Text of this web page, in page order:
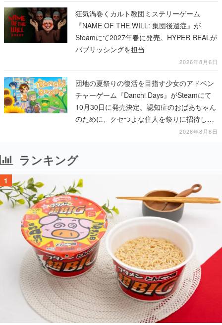
狂気渦巻くカルト教団ミステリーゲーム
『NAME OF THE WILL: 集団後遺症』が
Steamにて2027年春に発売。HYPER REALが
パブリッシングを担当
2026年8月6日
団地の夏祭りの復活を目指す少女のアドベン
チャーゲーム『Danchi Days』がSteamにて
10月30日に発売決定。認知症のおばあちゃん
のために、クセつよな住人を祭りに招待して
2026年8月6日
ランキング
1